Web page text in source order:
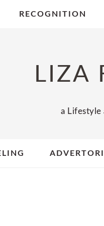
RECOGNITION
LIZA
a Lifestyle